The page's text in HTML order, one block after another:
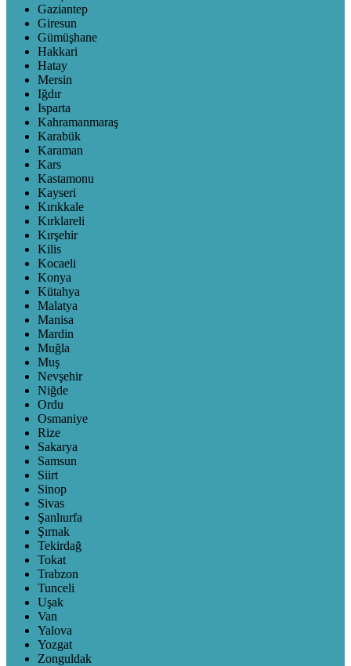
Gaziantep
Giresun
Gümüşhane
Hakkari
Hatay
Mersin
Iğdır
Isparta
Kahramanmaraş
Karabük
Karaman
Kars
Kastamonu
Kayseri
Kırıkkale
Kırklareli
Kırşehir
Kilis
Kocaeli
Konya
Kütahya
Malatya
Manisa
Mardin
Muğla
Muş
Nevşehir
Niğde
Ordu
Osmaniye
Rize
Sakarya
Samsun
Siirt
Sinop
Sivas
Şanlıurfa
Şırnak
Tekirdağ
Tokat
Trabzon
Tunceli
Uşak
Van
Yalova
Yozgat
Zonguldak